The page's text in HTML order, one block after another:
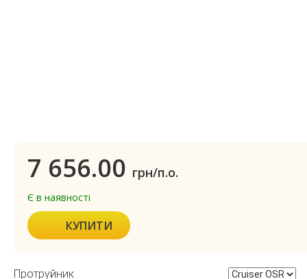
7 656.00 грн/п.о.
Є в наявності
КУПИТИ
Протруйник